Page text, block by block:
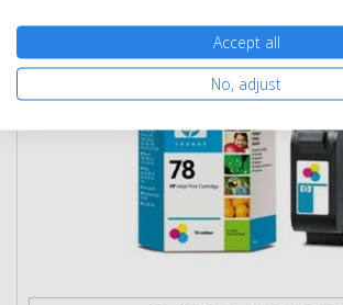
Accept all
No, adjust